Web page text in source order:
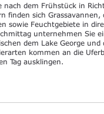
nach dem Frühstück in
finden sich
sowie Feuchtgebiete in
unternehmen Sie
dem Lake George
kommen an die
Tag ausklingen.